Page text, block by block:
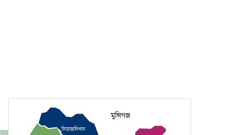
সিরাজদিখান
মুন্সিগঞ্জ